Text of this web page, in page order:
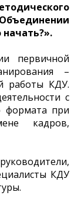
первичной
–
работы КДУ.
с
формата при
кадров,
КДУ